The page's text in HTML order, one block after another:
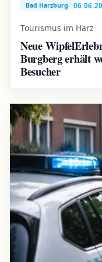
Bad Harzburg
Tourismus im Harz
Neue
Burgberg erhält
Besucher